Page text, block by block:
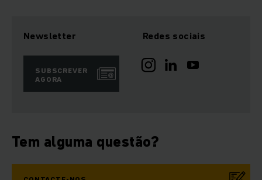
Newsletter
SUBSCREVER
AGORA
Redes sociais
Tem alguma questão?